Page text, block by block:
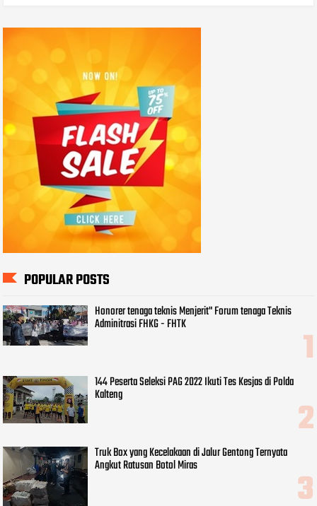
POPULAR POSTS
Honorer tenaga teknis Menjerit" Forum tenaga Teknis
Adminitrasi FHKG - FHTK
144 Peserta Seleksi PAG 2022 Ikuti Tes Kesjas di Polda
Kalteng
Truk Box yang Kecelakaan di Jalur Gentong Ternyata
Angkut Ratusan Botol Miras